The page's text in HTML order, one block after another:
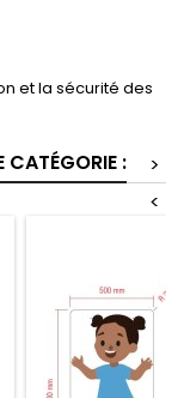
CATÉGORIE :
>
<